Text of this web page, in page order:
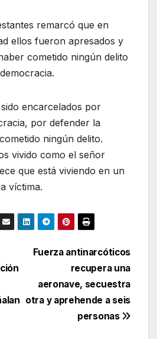
remarcó que en
ellos fueron apresados y
cometido ningún delito
encarcelados por
por defender la
ningún delito.
vivido como el señor
que está viviendo en un
víctima.
Fuerza antinarcóticos
recupera una
aeronave, secuestra
otra y aprehende a seis
personas